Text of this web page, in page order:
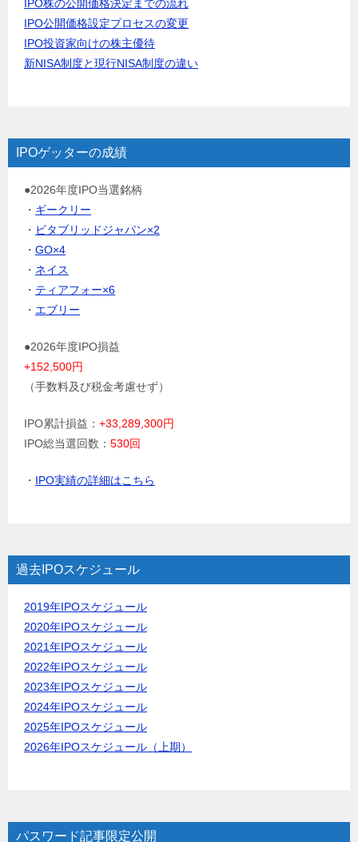
IPO株の公開価格決定までの流れ
IPO公開価格設定プロセスの変更
IPO投資家向けの株主優待
新NISA制度と現行NISA制度の違い
IPOゲッターの成績
●2026年度IPO当選銘柄
・ ギークリー
・ ビタブリッドジャパン×2
・ GO×4
・ ネイス
・ ティアフォー×6
・ エブリー
●2026年度IPO損益
+152,500円
（手数料及び税金考慮せず）
IPO累計損益： +33,289,300円
IPO総当選回数： 530回
・ IPO実績の詳細はこちら
過去IPOスケジュール
2019年IPOスケジュール
2020年IPOスケジュール
2021年IPOスケジュール
2022年IPOスケジュール
2023年IPOスケジュール
2024年IPOスケジュール
2025年IPOスケジュール
2026年IPOスケジュール（上期）
パスワード記事限定公開